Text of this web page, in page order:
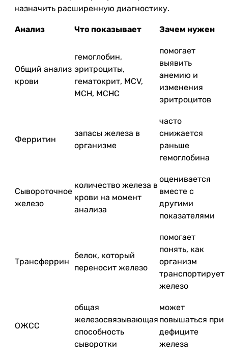
назначить расширенную диагностику.
Анализ Что показывает Зачем нужен
Общий анализ
крови
гемоглобин,
эритроциты,
гематокрит, MCV,
MCH, MCHC
помогает
выявить
анемию и
изменения
эритроцитов
Ферритин
запасы железа в
организме
часто
снижается
раньше
гемоглобина
Сывороточное
железо
количество железа в
крови на момент
анализа
оценивается
вместе с
другими
показателями
Трансферрин
белок, который
переносит железо
помогает
понять, как
организм
транспортирует
железо
ОЖСС
общая
железосвязывающая
способность
сыворотки
может
повышаться при
дефиците
железа